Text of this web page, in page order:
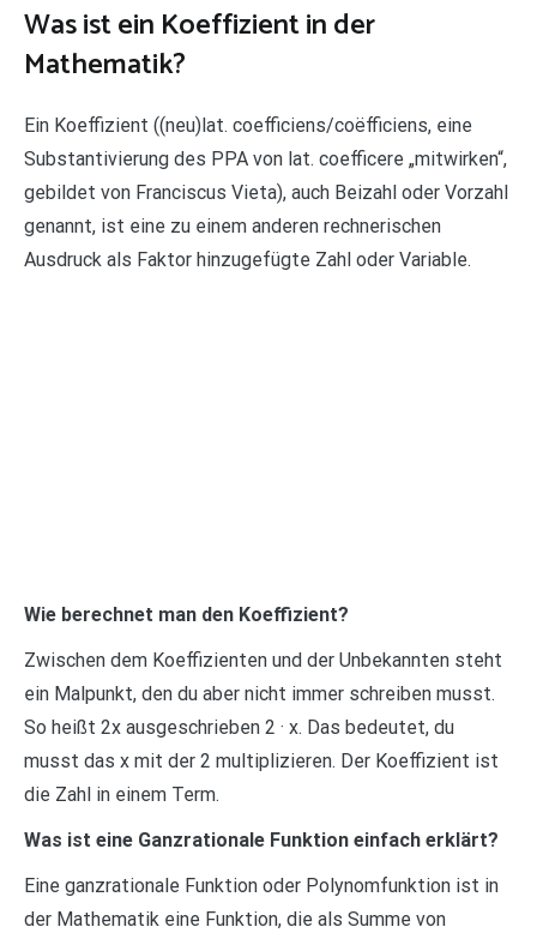
Was ist ein Koeffizient in der
Mathematik?
Ein Koeffizient ((neu)lat. coefficiens/coëfficiens, eine
Substantivierung des PPA von lat. coefficere „mitwirken“,
gebildet von Franciscus Vieta), auch Beizahl oder Vorzahl
genannt, ist eine zu einem anderen rechnerischen
Ausdruck als Faktor hinzugefügte Zahl oder Variable.
Wie berechnet man den Koeffizient?
Zwischen dem Koeffizienten und der Unbekannten steht
ein Malpunkt, den du aber nicht immer schreiben musst.
So heißt 2x ausgeschrieben 2 · x. Das bedeutet, du
musst das x mit der 2 multiplizieren. Der Koeffizient ist
die Zahl in einem Term.
Was ist eine Ganzrationale Funktion einfach erklärt?
Eine ganzrationale Funktion oder Polynomfunktion ist in
der Mathematik eine Funktion, die als Summe von